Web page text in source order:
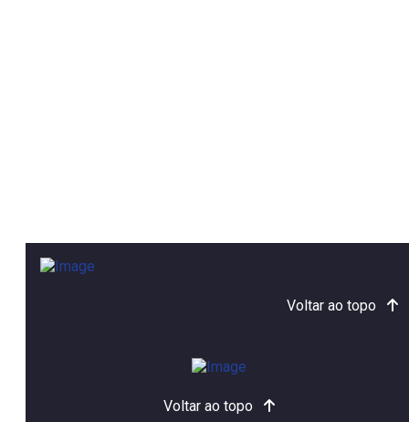
Voltar ao topo
Voltar ao topo